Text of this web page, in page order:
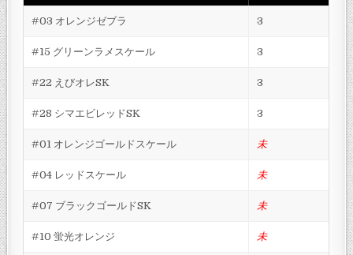
#03 オレンジゼブラ 3
#15 グリーンラメスケール 3
#22 えびオレSK 3
#28 シマエビレッドSK 3
#01 オレンジゴールドスケール 未
#04 レッドスケール 未
#07 ブラックゴールドSK 未
#10 蛍光オレンジ 未